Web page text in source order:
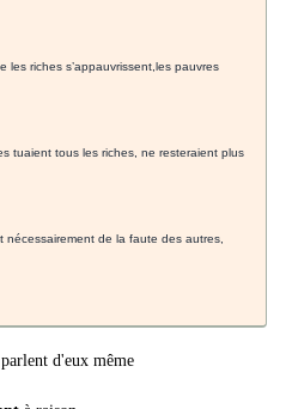
les riches s’appauvrissent,les pauvres
tuaient tous les riches, ne resteraient plus
nécessairement de la faute des autres,
d'eux même